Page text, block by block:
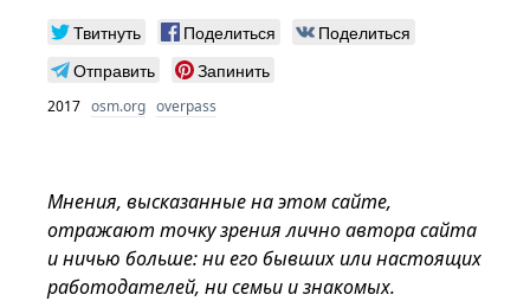
Твитнуть Поделиться
Поделиться
Отправить
Запинить
2017 osm.org overpass
Мнения, высказанные на этом сайте,
отражают точку зрения лично автора сайта
и ничью больше: ни его бывших или настоящих
работодателей, ни семьи и знакомых.